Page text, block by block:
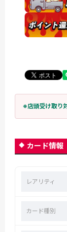
※店頭受け取り
カード情報
レアリティ
カード種別